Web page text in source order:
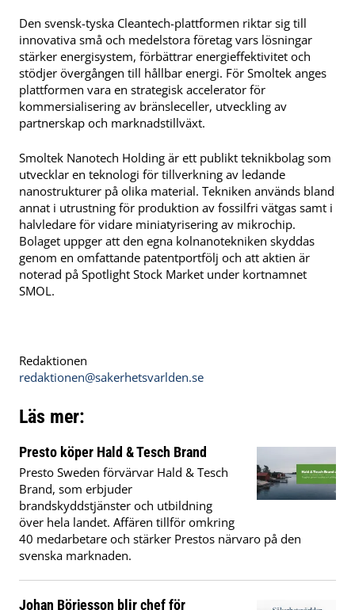
Den svensk-tyska Cleantech-plattformen riktar sig till
innovativa små och medelstora företag vars lösningar
stärker energisystem, förbättrar energieffektivitet och
stödjer övergången till hållbar energi. För Smoltek anges
plattformen vara en strategisk accelerator för
kommersialisering av bränsleceller, utveckling av
partnerskap och marknadstillväxt.
Smoltek Nanotech Holding är ett publikt teknikbolag som
utvecklar en teknologi för tillverkning av ledande
nanostrukturer på olika material. Tekniken används bland
annat i utrustning för produktion av fossilfri vätgas samt i
halvledare för vidare miniatyrisering av mikrochip.
Bolaget uppger att den egna kolnanotekniken skyddas
genom en omfattande patentportfölj och att aktien är
noterad på Spotlight Stock Market under kortnamnet
SMOL.
Redaktionen
redaktionen@sakerhetsvarlden.se
Läs mer:
Presto köper Hald & Tesch Brand
Presto Sweden förvärvar Hald & Tesch
Brand, som erbjuder
brandskyddstjänster och utbildning
över hela landet. Affären tillför omkring
40 medarbetare och stärker Prestos närvaro på den
svenska marknaden.
Johan Börjesson blir chef för